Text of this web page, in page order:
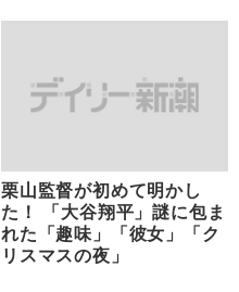
栗山監督が初めて明かし
た！ 「大谷翔平」謎に包ま
れた「趣味」「彼女」「ク
リスマスの夜」